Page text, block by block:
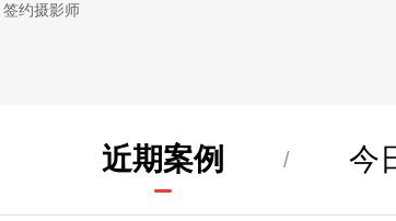
签约摄影师
近期案例 / 今